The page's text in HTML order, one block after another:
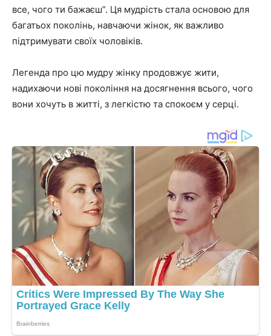
все, чого ти бажаєш”. Ця мудрість стала основою для
багатьох поколінь, навчаючи жінок, як важливо
підтримувати своїх чоловіків.
Легенда про цю мудру жінку продовжує жити,
надихаючи нові покоління на досягнення всього, чого
вони хочуть в житті, з легкістю та спокоєм у серці.